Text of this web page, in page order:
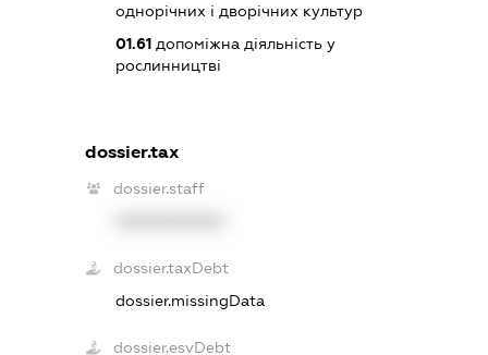
однорічних і дворічних культур
01.61 допоміжна діяльність у
рослинництві
dossier.tax
dossier.staff
dossier.taxDebt
dossier.missingData
dossier.esvDebt